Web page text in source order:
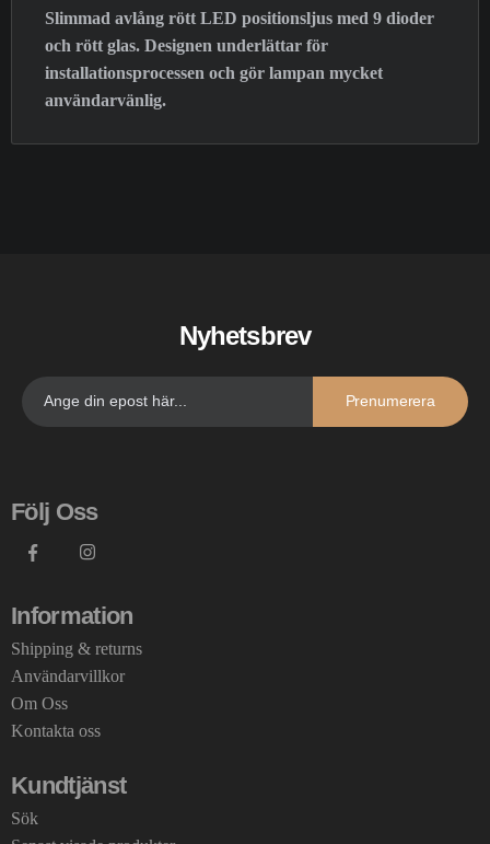
Slimmad avlång rött LED positionsljus med 9 dioder
och rött glas. Designen underlättar för
installationsprocessen och gör lampan mycket
användarvänlig.
Nyhetsbrev
Prenumerera
Följ Oss
Information
Shipping & returns
Användarvillkor
Om Oss
Kontakta oss
Kundtjänst
Sök